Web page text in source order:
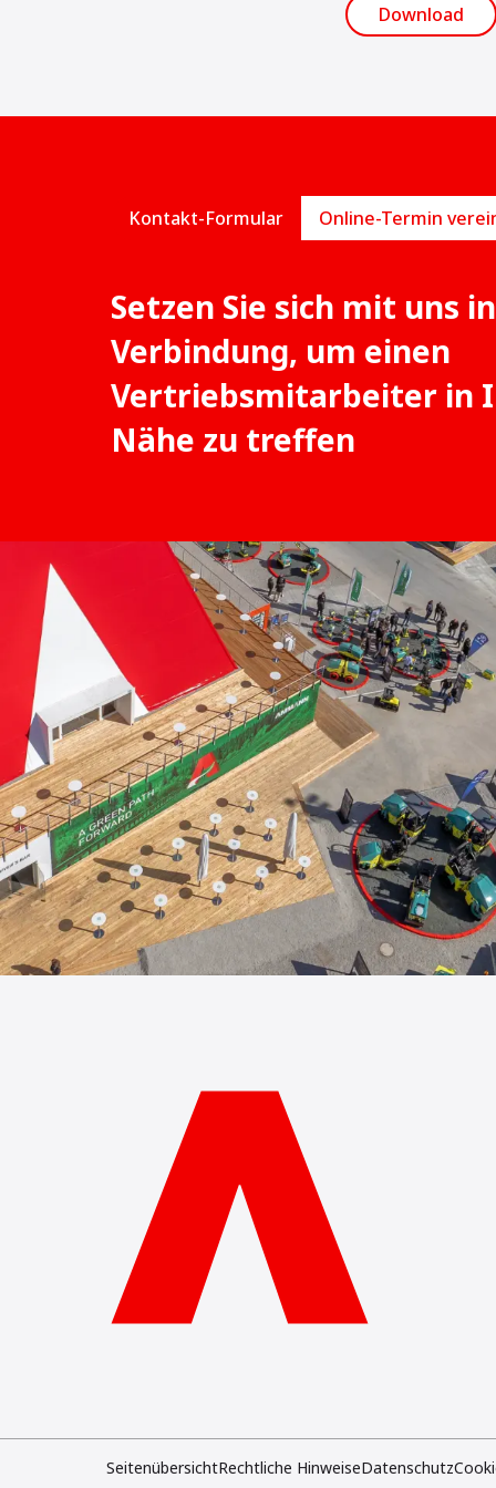
Download
Kontakt-Formular
Setzen Sie sich mit uns in
Verbindung, um einen
Vertriebsmitarbeiter in
Nähe zu treffen
SeitenübersichtRechtliche HinweiseDatenschutz